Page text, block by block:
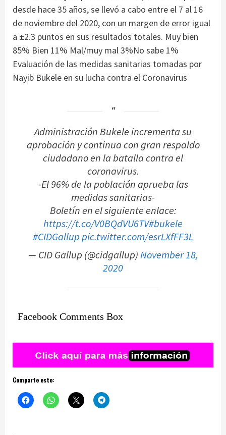
desde hace 35 años, se llevó a cabo entre el 7 al 16
de noviembre del 2020, con un margen de error igual
a ±2.3 puntos en sus resultados totales. Muy bien
85% Bien 11% Mal/muy mal 3%No sabe 1%
Evaluación de las medidas sanitarias tomadas por
Nayib Bukele en su lucha contra el Coronavirus
Administración Bukele incrementa su
aprobación y continua con gran respaldo
ciudadano en la batalla contra el
coronavirus.
-El 96% de la población aprueba las
medidas sanitarias-
Boletín en el siguiente enlace:
https://t.co/V0BQdVU6TV#bukele
#CIDGalluppic.twitter.com/esrLXfFF3L
— CID Gallup (@cidgallup)November 18,
2020
Facebook Comments Box
Comparte esto: